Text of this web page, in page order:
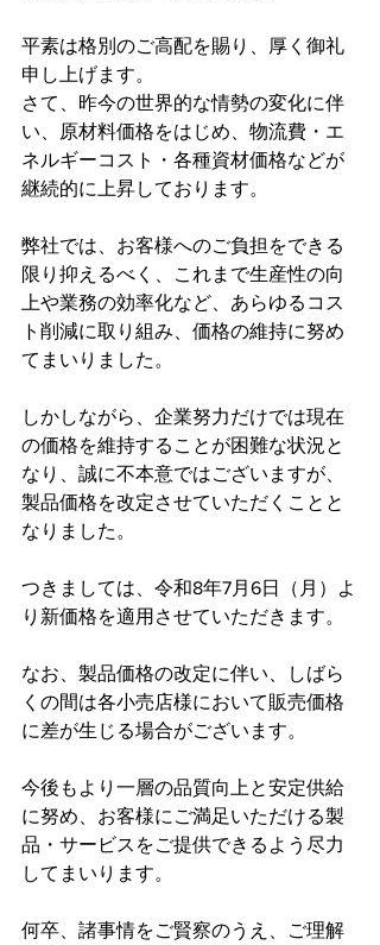
平素は格別のご高配を賜り、厚く御礼
申し上げます。
さて、昨今の世界的な情勢の変化に伴
い、原材料価格をはじめ、物流費・エ
ネルギーコスト・各種資材価格などが
継続的に上昇しております。
弊社では、お客様へのご負担をできる
限り抑えるべく、これまで生産性の向
上や業務の効率化など、あらゆるコス
ト削減に取り組み、価格の維持に努め
てまいりました。
しかしながら、企業努力だけでは現在
の価格を維持することが困難な状況と
なり、誠に不本意ではございますが、
製品価格を改定させていただくことと
なりました。
つきましては、令和8年7月6日（月）よ
り新価格を適用させていただきます。
なお、製品価格の改定に伴い、しばら
くの間は各小売店様において販売価格
に差が生じる場合がございます。
今後もより一層の品質向上と安定供給
に努め、お客様にご満足いただける製
品・サービスをご提供できるよう尽力
してまいります。
何卒、諸事情をご賢察のうえ、ご理解